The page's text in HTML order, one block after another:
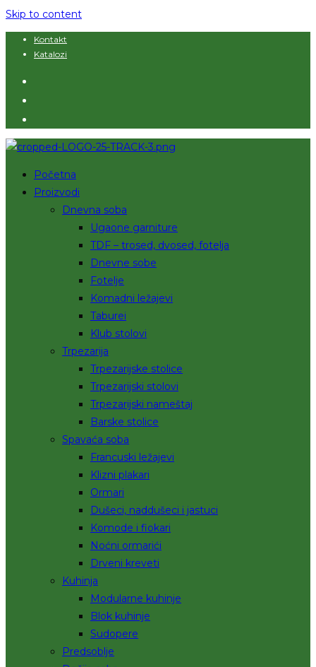
Skip to content
Kontakt
Katalozi
Početna
Proizvodi
Dnevna soba
Ugaone garniture
TDF – trosed, dvosed, fotelja
Dnevne sobe
Fotelje
Komadni ležajevi
Taburei
Klub stolovi
Trpezarija
Trpezarijske stolice
Trpezarijski stolovi
Trpezarijski nameštaj
Barske stolice
Spavaća soba
Francuski ležajevi
Klizni plakari
Ormari
Dušeci, naddušeci i jastuci
Komode i fiokari
Noćni ormarići
Drveni kreveti
Kuhinja
Modularne kuhinje
Blok kuhinje
Sudopere
Predsoblje